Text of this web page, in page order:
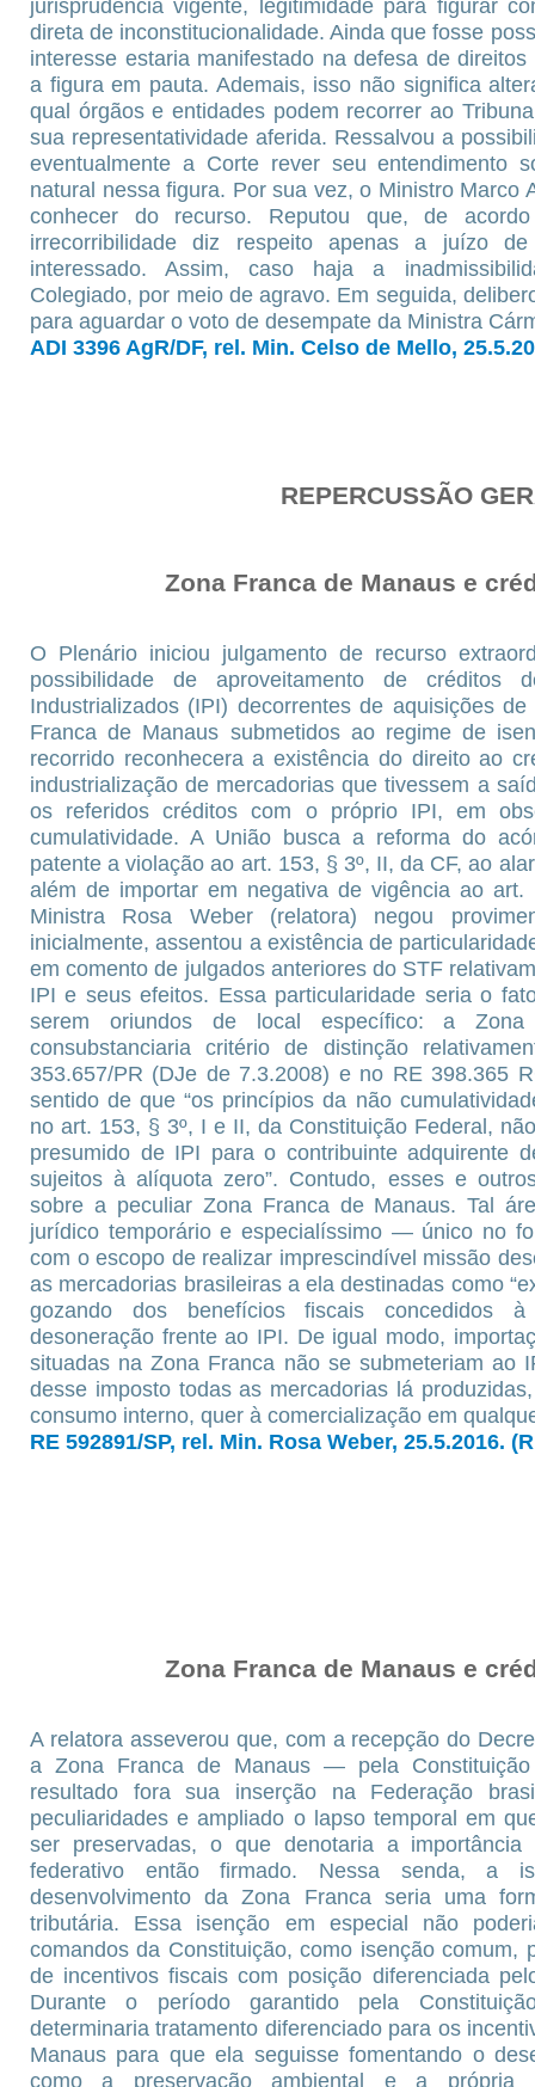
jurisprudência vigente, legitimidade para figurar
direta de inconstitucionalidade. Ainda que fosse
interesse estaria manifestado na defesa de
a figura em pauta. Ademais, isso não significa
qual órgãos e entidades podem recorrer ao
sua representatividade aferida. Ressalvou a
eventualmente a Corte rever seu entendimento
natural nessa figura. Por sua vez, o Ministro Marco
conhecer do recurso. Reputou que, de
irrecorribilidade diz respeito apenas a juízo
interessado. Assim, caso haja a
Colegiado, por meio de agravo. Em seguida,
para aguardar o voto de desempate da Ministra
ADI 3396 AgR/DF, rel. Min. Celso de Mello,
REPERCUSSÃO
Zona Franca de Manaus e
O Plenário iniciou julgamento de recurso
possibilidade de aproveitamento de créditos
Industrializados (IPI) decorrentes de aquisições
Franca de Manaus submetidos ao regime de
recorrido reconhecera a existência do direito ao
industrialização de mercadorias que tivessem a
os referidos créditos com o próprio IPI, em
cumulatividade. A União busca a reforma do
patente a violação ao art. 153, § 3º, II, da CF, ao
além de importar em negativa de vigência ao
Ministra Rosa Weber (relatora) negou
inicialmente, assentou a existência de
em comento de julgados anteriores do STF
IPI e seus efeitos. Essa particularidade seria o
serem oriundos de local específico: a
consubstanciaria critério de distinção
353.657/PR (DJe de 7.3.2008) e no RE 398.365
sentido de que “os princípios da não
no art. 153, § 3º, I e II, da Constituição Federal,
presumido de IPI para o contribuinte adquirente
sujeitos à alíquota zero”. Contudo, esses e
sobre a peculiar Zona Franca de Manaus. Tal
jurídico temporário e especialíssimo — único no
com o escopo de realizar imprescindível missão
as mercadorias brasileiras a ela destinadas como
gozando dos benefícios fiscais concedidos
desoneração frente ao IPI. De igual modo,
situadas na Zona Franca não se submeteriam ao
desse imposto todas as mercadorias lá
consumo interno, quer à comercialização em
RE 592891/SP, rel. Min. Rosa Weber, 25.5.2016.
Zona Franca de Manaus e
A relatora asseverou que, com a recepção do
a Zona Franca de Manaus — pela
resultado fora sua inserção na Federação
peculiaridades e ampliado o lapso temporal em
ser preservadas, o que denotaria a
federativo então firmado. Nessa senda, a
desenvolvimento da Zona Franca seria uma
tributária. Essa isenção em especial não
comandos da Constituição, como isenção comum,
de incentivos fiscais com posição diferenciada
Durante o período garantido pela
determinaria tratamento diferenciado para os
Manaus para que ela seguisse fomentando o
como a preservação ambiental e a própria